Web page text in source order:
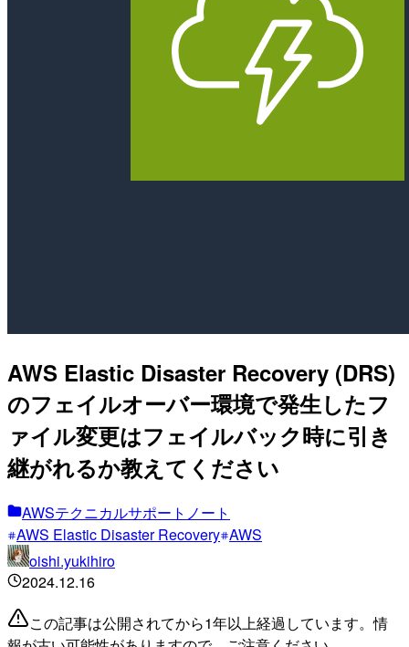
AWS Elastic Disaster Recovery (DRS)
のフェイルオーバー環境で発生したフ
ァイル変更はフェイルバック時に引き
継がれるか教えてください
AWSテクニカルサポートノート
AWS Elastic Disaster Recovery AWS
oishi.yukihiro
2024.12.16
この記事は公開されてから1年以上経過しています。情